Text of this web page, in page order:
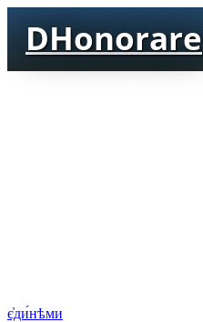
DHonorare
є҆ди́нѣми